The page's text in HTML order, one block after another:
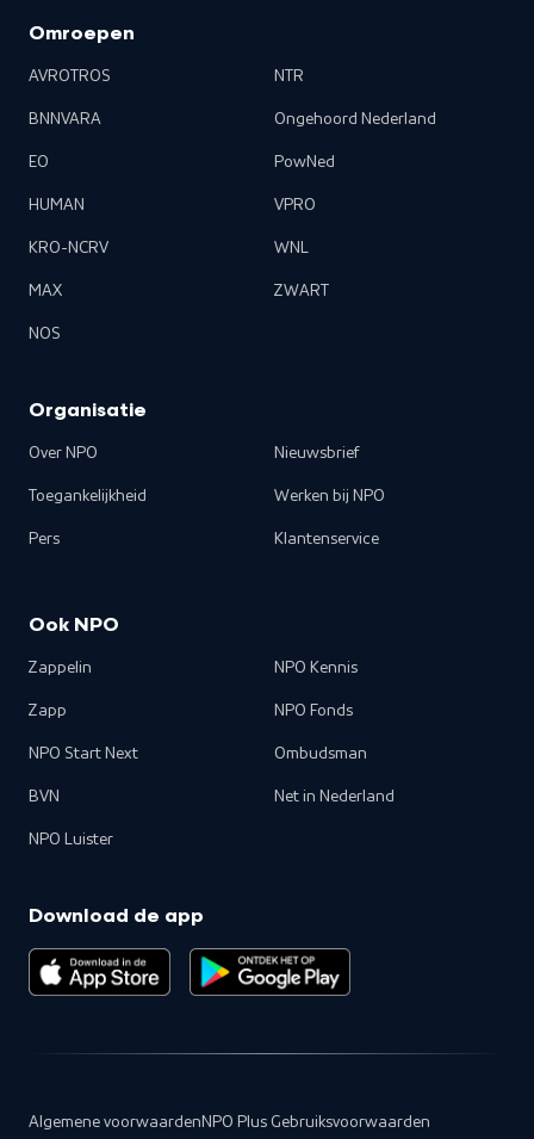
Omroepen
AVROTROS
BNNVARA
EO
HUMAN
KRO-NCRV
MAX
NOS
NTR
Ongehoord Nederland
PowNed
VPRO
WNL
ZWART
Organisatie
Over NPO
Toegankelijkheid
Pers
Nieuwsbrief
Werken bij NPO
Klantenservice
Ook NPO
Zappelin
Zapp
NPO Start Next
BVN
NPO Luister
NPO Kennis
NPO Fonds
Ombudsman
Net in Nederland
Download de app
Algemene voorwaarden NPO Plus Gebruiksvoorwaarden